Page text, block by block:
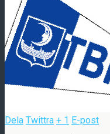
Dela Twittra + 1 E-post